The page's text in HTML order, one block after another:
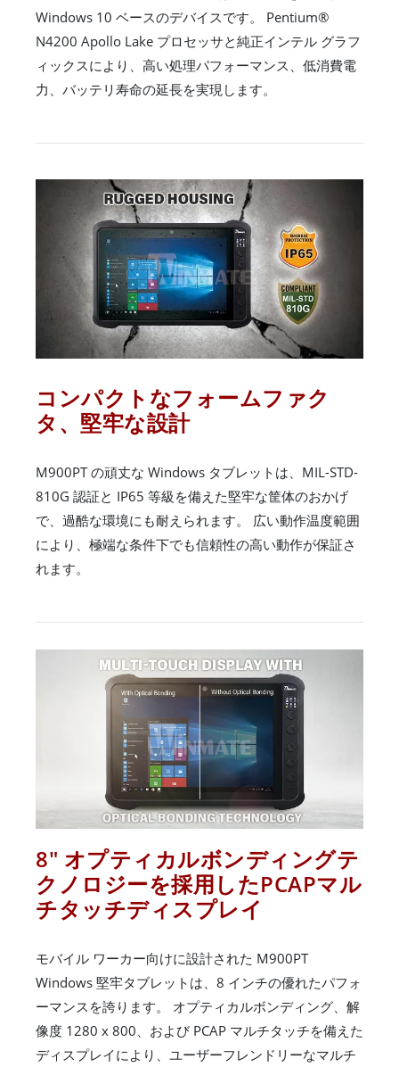
Windows 10 ベースのデバイスです。 Pentium®
N4200 Apollo Lake プロセッサと純正インテル グラフ
ィックスにより、高い処理パフォーマンス、低消費電
力、バッテリ寿命の延長を実現します。
コンパクトなフォームファク
タ、堅牢な設計
M900PT の頑丈な Windows タブレットは、MIL-STD-
810G 認証と IP65 等級を備えた堅牢な筐体のおかげ
で、過酷な環境にも耐えられます。 広い動作温度範囲
により、極端な条件下でも信頼性の高い動作が保証さ
れます。
8" オプティカルボンディングテ
クノロジーを採用したPCAPマル
チタッチディスプレイ
モバイル ワーカー向けに設計された M900PT
Windows 堅牢タブレットは、8 インチの優れたパフォ
ーマンスを誇ります。 オプティカルボンディング、解
像度 1280 x 800、および PCAP マルチタッチを備えた
ディスプレイにより、ユーザーフレンドリーなマルチ